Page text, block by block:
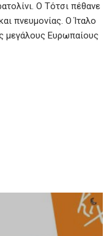
Ο Τότσι πέθανε
πνευμονίας. Ο Ίταλο
μεγάλους Ευρωπαίους